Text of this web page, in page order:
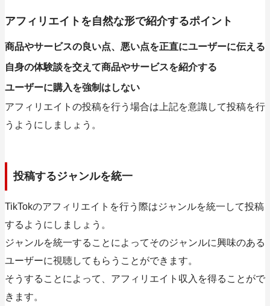
アフィリエイトを自然な形で紹介するポイント
商品やサービスの良い点、悪い点を正直にユーザーに伝える
自身の体験談を交えて商品やサービスを紹介する
ユーザーに購入を強制はしない
アフィリエイトの投稿を行う場合は上記を意識して投稿を行
うようにしましょう。
投稿するジャンルを統一
TikTokのアフィリエイトを行う際はジャンルを統一して投稿
するようにしましょう。
ジャンルを統一することによってそのジャンルに興味のある
ユーザーに視聴してもらうことができます。
そうすることによって、アフィリエイト収入を得ることがで
きます。